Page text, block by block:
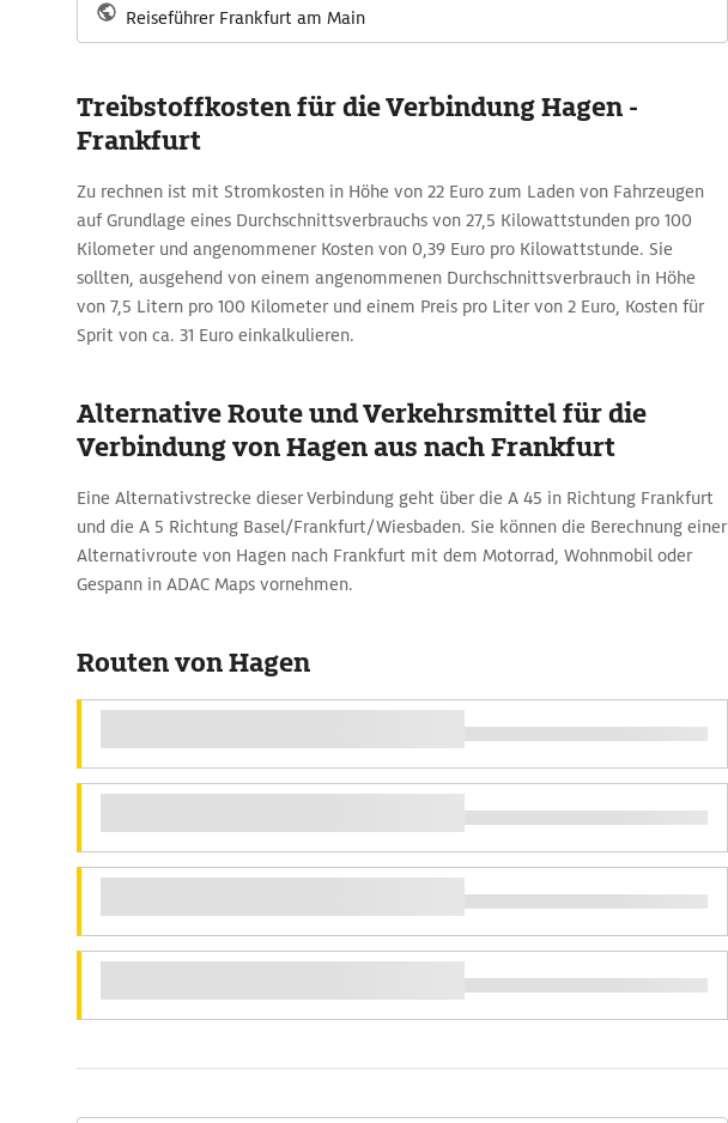
Reiseführer Frankfurt am Main
Treibstoffkosten für die Verbindung Hagen -
Frankfurt
Zu rechnen ist mit Stromkosten in Höhe von 22 Euro zum Laden von Fahrzeugen
auf Grundlage eines Durchschnittsverbrauchs von 27,5 Kilowattstunden pro 100
Kilometer und angenommener Kosten von 0,39 Euro pro Kilowattstunde. Sie
sollten, ausgehend von einem angenommenen Durchschnittsverbrauch in Höhe
von 7,5 Litern pro 100 Kilometer und einem Preis pro Liter von 2 Euro, Kosten für
Sprit von ca. 31 Euro einkalkulieren.
Alternative Route und Verkehrsmittel für die
Verbindung von Hagen aus nach Frankfurt
Eine Alternativstrecke dieser Verbindung geht über die A 45 in Richtung Frankfurt
und die A 5 Richtung Basel/Frankfurt/Wiesbaden. Sie können die Berechnung einer
Alternativroute von Hagen nach Frankfurt mit dem Motorrad, Wohnmobil oder
Gespann in ADAC Maps vornehmen.
Routen von Hagen